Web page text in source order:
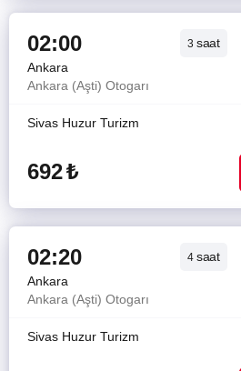
02:00 3 saat
Ankara
Ankara (Aşti) Otogarı
Sivas Huzur Turizm
692₺
02:20 4 saat
Ankara
Ankara (Aşti) Otogarı
Sivas Huzur Turizm